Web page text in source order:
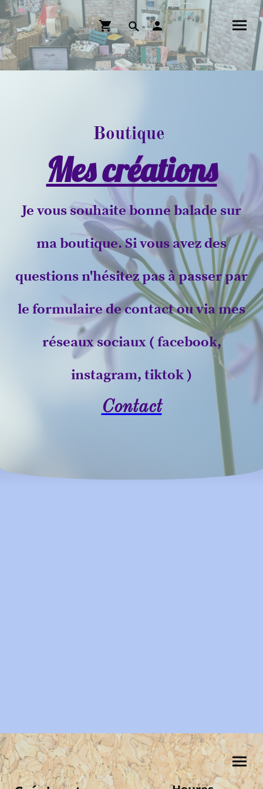
Boutique
Mes créations
Je vous souhaite bonne balade sur
ma boutique. Si vous avez des
questions n'hésitez pas à passer par
le formulaire de contact ou via mes
réseaux sociaux ( facebook,
instagram, tiktok )
Contact